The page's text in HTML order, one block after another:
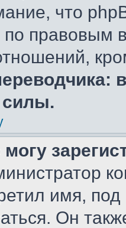
что
правовым
силы.
имя,
Он